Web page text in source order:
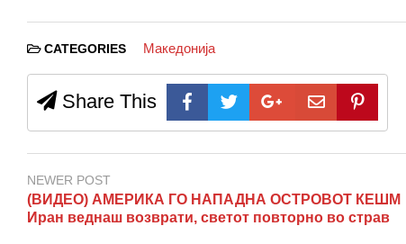
CATEGORIES Македонија
Share This
NEWER POST
(ВИДЕО) АМЕРИКА ГО НАПАДНА ОСТРОВОТ КЕШМ
Иран веднаш возврати, светот повторно во страв